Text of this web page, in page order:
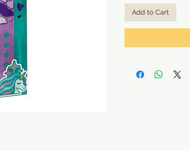
Add to Cart